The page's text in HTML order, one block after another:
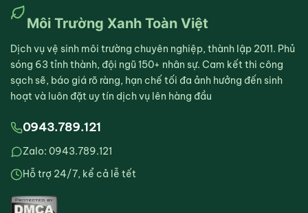
Môi Trường Xanh Toàn Việt
Dịch vụ vệ sinh môi trường chuyên nghiệp, thành lập 2011. Phủ
sóng 63 tỉnh thành, đội ngũ 150+ nhân sự. Cam kết thi công
sạch sẽ, báo giá rõ ràng, hạn chế tối đa ảnh hưởng đến sinh
hoạt và luôn đặt uy tín dịch vụ lên hàng đầu
0943.789.121
Zalo: 0943.789.121
Hỗ trợ 24/7, kể cả lễ tết